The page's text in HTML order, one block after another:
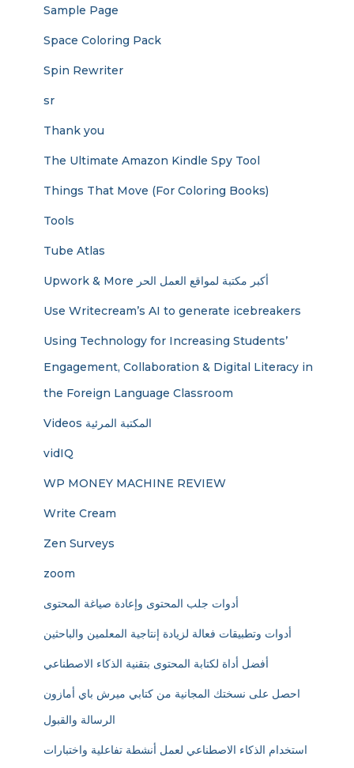
Sample Page
Space Coloring Pack
Spin Rewriter
sr
Thank you
The Ultimate Amazon Kindle Spy Tool
Things That Move (For Coloring Books)
Tools
Tube Atlas
Upwork & More أكبر مكتبة لمواقع العمل الحر
Use Writecream’s AI to generate icebreakers
Using Technology for Increasing Students’
Engagement, Collaboration & Digital Literacy in
the Foreign Language Classroom
Videos المكتبة المرئية
vidIQ
WP MONEY MACHINE REVIEW
Write Cream
Zen Surveys
zoom
أدوات جلب المحتوى وإعادة صياغة المحتوى
أدوات وتطبيقات فعالة لزيادة إنتاجية المعلمين والباحثين
أفضل أداة لكتابة المحتوى بتقنية الذكاء الاصطناعي
احصل على نسختك المجانية من كتابي ميرش باي أمازون
الرسالة والقبول
استخدام الذكاء الاصطناعي لعمل أنشطة تفاعلية واختبارات